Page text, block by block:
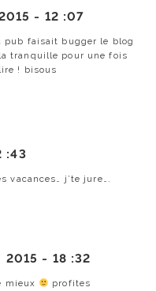
- 12 :07
pub faisait bugger le blog
tranquille pour une fois
! bisous
:43
vacances… j’te jure….
2015 - 18 :32
mieux
profites